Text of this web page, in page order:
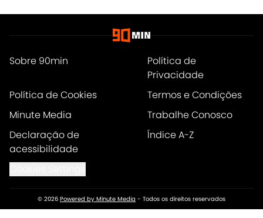
Sobre 90min
Política de
Privacidade
Política de Cookies
Termos e Condições
Minute Media
Trabalhe Conosco
Declaração de
acessibilidade
Índice A-Z
© 2026 Powered by Minute Media - Todos os direitos reservados